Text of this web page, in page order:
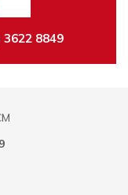
3622 8849